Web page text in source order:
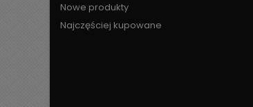
Nowe produkty
Najczęściej kupowane